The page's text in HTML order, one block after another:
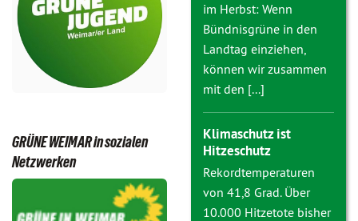
GRÜNE WEIMAR in sozialen
Netzwerken
im Herbst: Wenn
Bündnisgrüne in den
Landtag einziehen,
können wir zusammen
mit den [...]
Klimaschutz ist
Hitzeschutz
Rekordtemperaturen
von 41,8 Grad. Über
10.000 Hitzetote bisher